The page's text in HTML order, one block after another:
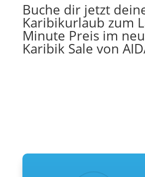
Buche dir jetzt
Karibikurlaub zum
Minute Preis im
Karibik Sale von